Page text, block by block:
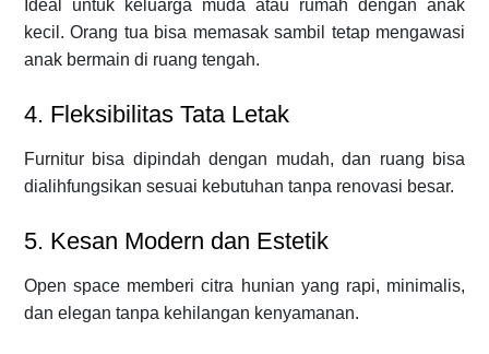
Ideal untuk keluarga muda atau rumah dengan anak
kecil. Orang tua bisa memasak sambil tetap mengawasi
anak bermain di ruang tengah.
4. Fleksibilitas Tata Letak
Furnitur bisa dipindah dengan mudah, dan ruang bisa
dialihfungsikan sesuai kebutuhan tanpa renovasi besar.
5. Kesan Modern dan Estetik
Open space memberi citra hunian yang rapi, minimalis,
dan elegan tanpa kehilangan kenyamanan.